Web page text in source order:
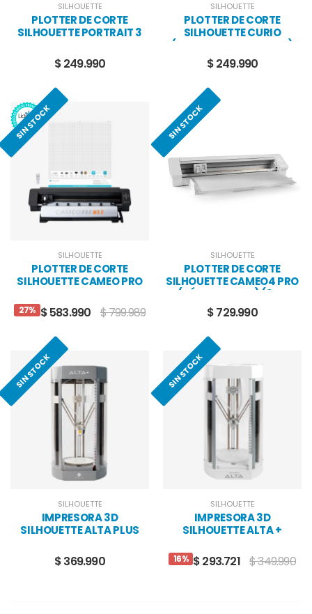
SILHOUETTE
PLOTTER DE CORTE
SILHOUETTE PORTRAIT 3
$ 249.990
SILHOUETTE
PLOTTER DE CORTE
SILHOUETTE CURIO
(UNIDADES LIMITADAS)
$ 249.990
SIN STOCK
SILHOUETTE
PLOTTER DE CORTE
SILHOUETTE CAMEO PRO
27% $ 583.990 $ 799.989
SIN STOCK
SILHOUETTE
PLOTTER DE CORTE
SILHOUETTE CAMEO4 PRO
(SÓLO VINILOS) (2DA
SELECCIÓN)
$ 729.990
SIN STOCK
SILHOUETTE
IMPRESORA 3D
SILHOUETTE ALTA PLUS
$ 369.990
SIN STOCK
SILHOUETTE
IMPRESORA 3D
SILHOUETTE ALTA +
16% $ 293.721 $ 349.990